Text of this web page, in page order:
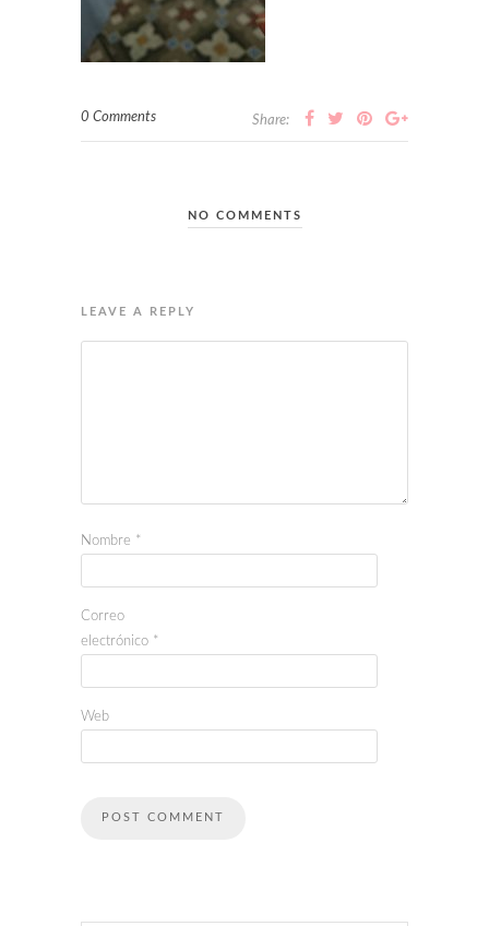
0 Comments Share:
NO COMMENTS
LEAVE A REPLY
Nombre *
Correo
electrónico *
Web